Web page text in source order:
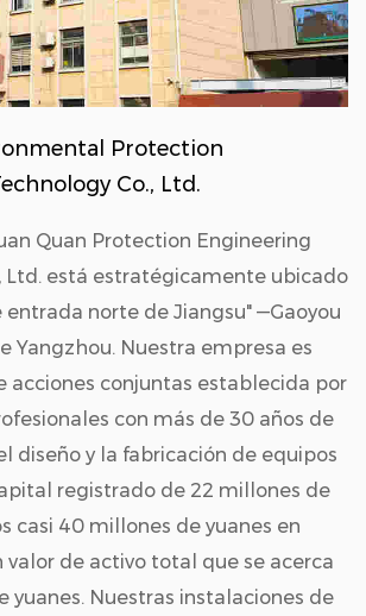
Protection
Co., Ltd.
Quan Protection Engineering
Ltd. está estratégicamente ubicado
norte de Jiangsu" —Gaoyou
Yangzhou. Nuestra empresa es
acciones conjuntas establecida por
con más de 30 años de
diseño y la fabricación de equipos
registrado de 22 millones de
casi 40 millones de yuanes en
valor de activo total que se acerca
yuanes. Nuestras instalaciones de